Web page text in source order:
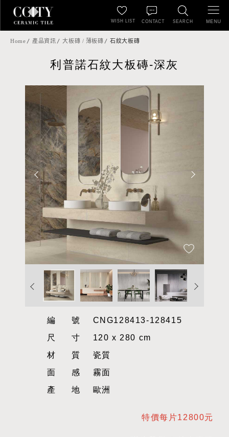
SEARCH
WISH LIST CONTACT MENU
Home 產品資訊 大板磚 / 薄板磚 石紋大板磚
利普諾石紋大板磚-深灰
編號CNG128413-128415
尺寸120 x 280 cm
材質瓷質
面感霧面
產地歐洲
特價每片12800元